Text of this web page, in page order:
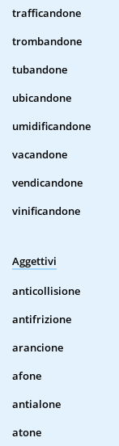
trafficandone
trombandone
tubandone
ubicandone
umidificandone
vacandone
vendicandone
vinificandone
Aggettivi
anticollisione
antifrizione
arancione
afone
antialone
atone